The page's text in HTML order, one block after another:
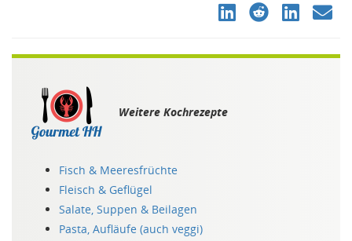
Weitere Kochrezepte
Fisch & Meeresfrüchte
Fleisch & Geflügel
Salate, Suppen & Beilagen
Pasta, Aufläufe (auch veggi)